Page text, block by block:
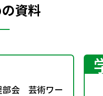
資料
部会 芸術ワー